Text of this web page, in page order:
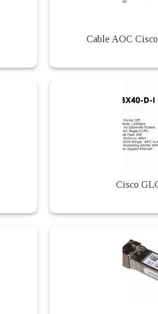
Cable AOC
Cisco